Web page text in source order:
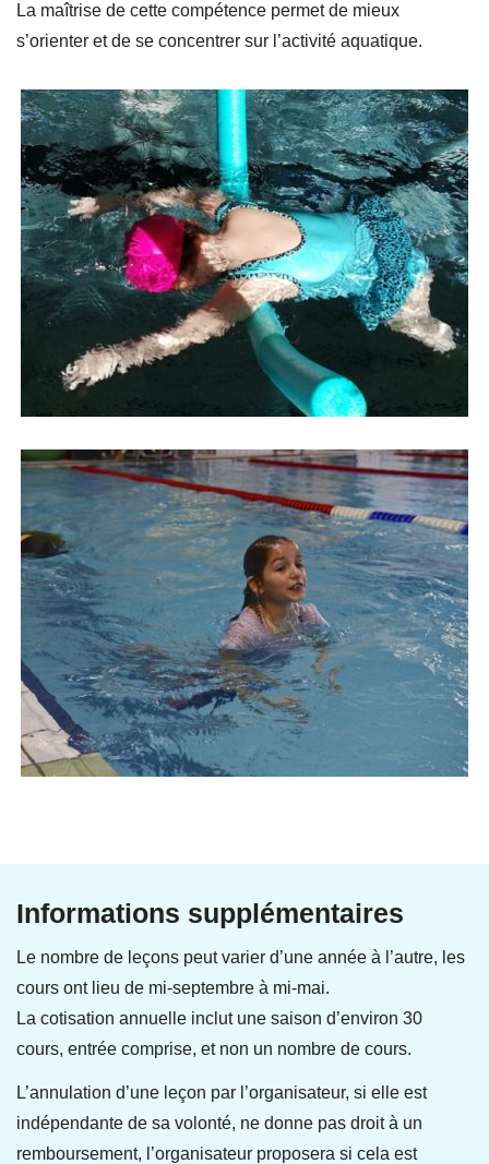
La maîtrise de cette compétence permet de mieux
s’orienter et de se concentrer sur l’activité aquatique.
Informations supplémentaires
Le nombre de leçons peut varier d’une année à l’autre, les
cours ont lieu de mi-septembre à mi-mai.
La cotisation annuelle inclut une saison d’environ 30
cours, entrée comprise, et non un nombre de cours.
L’annulation d’une leçon par l’organisateur, si elle est
indépendante de sa volonté, ne donne pas droit à un
remboursement, l’organisateur proposera si cela est